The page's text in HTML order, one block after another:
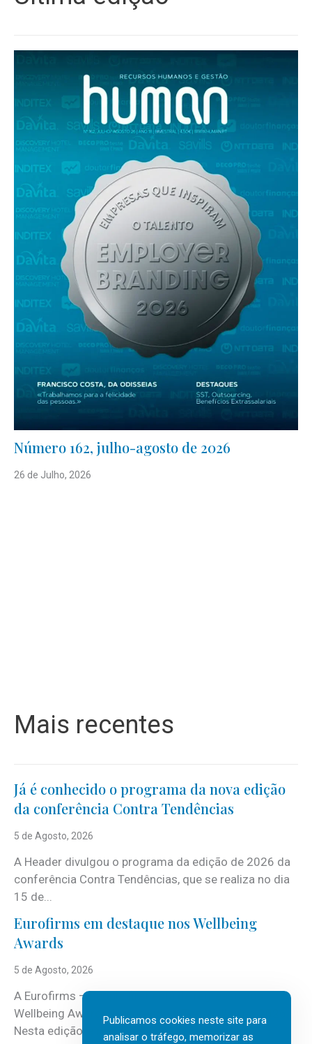
Número 162, julho-agosto de 2026
26 de Julho, 2026
Mais recentes
Já é conhecido o programa da nova edição
da conferência Contra Tendências
5 de Agosto, 2026
A Header divulgou o programa da edição de 2026 da
conferência Contra Tendências, que se realiza no dia
15 de...
Eurofirms em destaque nos Wellbeing
Awards
5 de Agosto, 2026
A Eurofirms – People first está de regresso aos
Wellbeing Awards, integrando o Top Wellbeing 2026.
Nesta edição, a multinacional...
Publicamos cookies neste site para
analisar o tráfego, memorizar as